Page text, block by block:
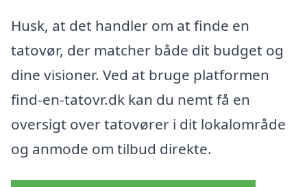
Husk, at det handler om at finde en
tatovør, der matcher både dit budget og
dine visioner. Ved at bruge platformen
find-en-tatovr.dk kan du nemt få en
oversigt over tatovører i dit lokalområde
og anmode om tilbud direkte.